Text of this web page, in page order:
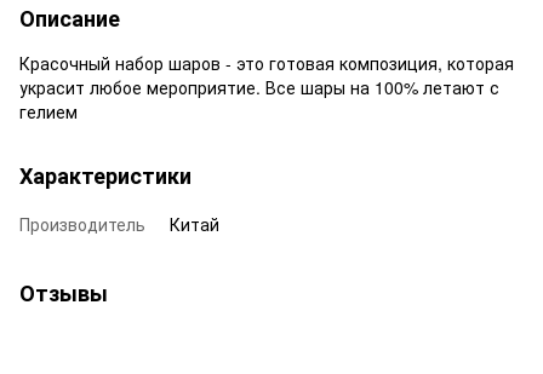
Описание
Красочный набор шаров - это готовая композиция, которая
украсит любое мероприятие. Все шары на 100% летают с
гелием
Характеристики
Производитель Китай
Отзывы